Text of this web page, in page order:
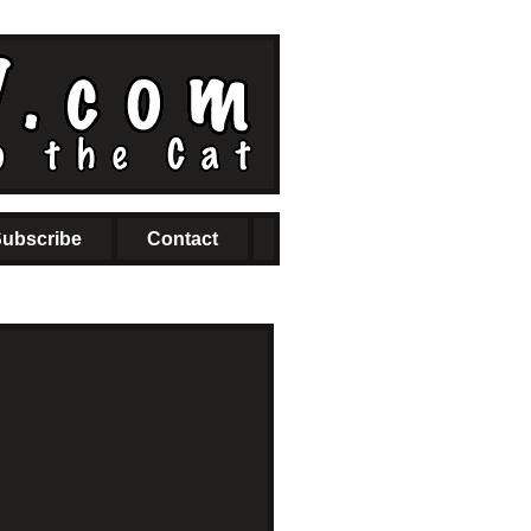
Contact